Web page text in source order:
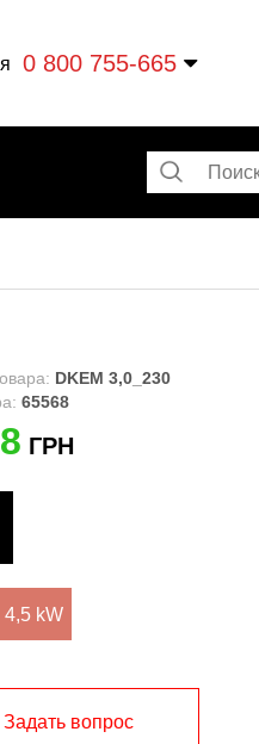
0 800 755-665
DKEМ 3,0_230
65568
ГРН
4,5 kW
Задать вопрос